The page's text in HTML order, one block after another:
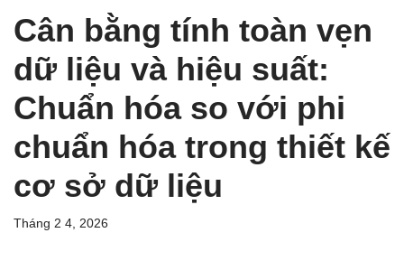
Cân bằng tính toàn vẹn
dữ liệu và hiệu suất:
Chuẩn hóa so với phi
chuẩn hóa trong thiết kế
cơ sở dữ liệu
Tháng 2 4, 2026